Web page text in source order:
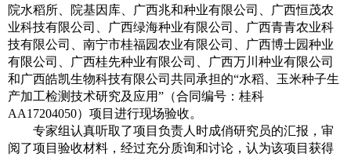
院水稻所、院基因库、广西兆和种业有限公司、广西恒茂农
业科技有限公司、广西绿海种业有限公司、广西青青农业科
技有限公司、南宁市桂福园农业有限公司、广西博士园种业
有限公司、广西桂先种业有限公司、广西万川种业有限公司
和广西皓凯生物科技有限公司共同承担的“水稻、玉米种子生
产加工检测技术研究及应用”（合同编号：桂科
AA17204050）项目进行现场验收。
专家组认真听取了项目负责人时成俏研究员的汇报，审
阅了项目验收材料，经过充分质询和讨论，认为该项目获得